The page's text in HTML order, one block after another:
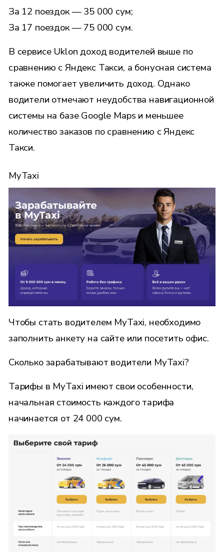
За 12 поездок — 35 000 сум;
За 17 поездок — 75 000 сум.
В сервисе Uklon доход водителей выше по
сравнению с Яндекс Такси, а бонусная система
также помогает увеличить доход. Однако
водители отмечают неудобства навигационной
системы на базе Google Maps и меньшее
количество заказов по сравнению с Яндекс
Такси.
MyTaxi
Чтобы стать водителем MyTaxi, необходимо
заполнить анкету на сайте или посетить офис.
Сколько зарабатывают водители MyTaxi?
Тарифы в MyTaxi имеют свои особенности,
начальная стоимость каждого тарифа
начинается от 24 000 сум.